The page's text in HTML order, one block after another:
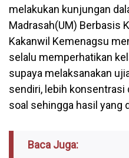
melakukan kunjungan
Madrasah(UM) Berbasis
Kakanwil Kemenagsu
selalu memperhatikan
supaya melaksanakan
sendiri, lebih
soal sehingga hasil yang
Baca Juga: